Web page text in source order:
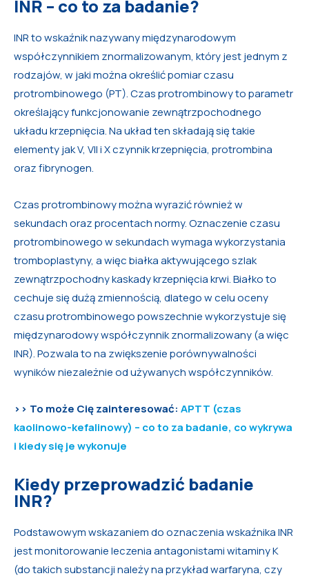
INR – co to za badanie?
INR to wskaźnik nazywany międzynarodowym
współczynnikiem znormalizowanym, który jest jednym z
rodzajów, w jaki można określić pomiar czasu
protrombinowego (PT). Czas protrombinowy to parametr
określający funkcjonowanie zewnątrzpochodnego
układu krzepnięcia. Na układ ten składają się takie
elementy jak V, VII i X czynnik krzepnięcia, protrombina
oraz fibrynogen.
Czas protrombinowy można wyrazić również w
sekundach oraz procentach normy. Oznaczenie czasu
protrombinowego w sekundach wymaga wykorzystania
tromboplastyny, a więc białka aktywującego szlak
zewnątrzpochodny kaskady krzepnięcia krwi. Białko to
cechuje się dużą zmiennością, dlatego w celu oceny
czasu protrombinowego powszechnie wykorzystuje się
międzynarodowy współczynnik znormalizowany (a więc
INR). Pozwala to na zwiększenie porównywalności
wyników niezależnie od używanych współczynników.
>> To może Cię zainteresować: APTT (czas
kaolinowo-kefalinowy) – co to za badanie, co wykrywa
i kiedy się je wykonuje
Kiedy przeprowadzić badanie
INR?
Podstawowym wskazaniem do oznaczenia wskaźnika INR
jest monitorowanie leczenia antagonistami witaminy K
(do takich substancji należy na przykład warfaryna, czy